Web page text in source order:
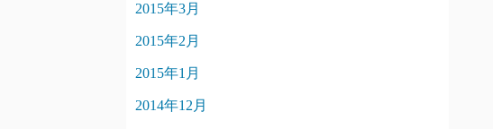
2015年3月
2015年2月
2015年1月
2014年12月